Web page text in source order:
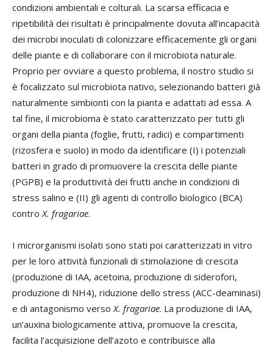
condizioni ambientali e colturali. La scarsa efficacia e
ripetibilità dei risultati è principalmente dovuta all’incapacità
dei microbi inoculati di colonizzare efficacemente gli organi
delle piante e di collaborare con il microbiota naturale.
Proprio per ovviare a questo problema, il nostro studio si
è focalizzato sul microbiota nativo, selezionando batteri già
naturalmente simbionti con la pianta e adattati ad essa. A
tal fine, il microbioma è stato caratterizzato per tutti gli
organi della pianta (foglie, frutti, radici) e compartimenti
(rizosfera e suolo) in modo da identificare (I) i potenziali
batteri in grado di promuovere la crescita delle piante
(PGPB) e la produttività dei frutti anche in condizioni di
stress salino e (II) gli agenti di controllo biologico (BCA)
contro X. fragariae.
I microrganismi isolati sono stati poi caratterizzati in vitro
per le loro attività funzionali di stimolazione di crescita
(produzione di IAA, acetoina, produzione di siderofori,
produzione di NH4), riduzione dello stress (ACC-deaminasi)
e di antagonismo verso X. fragariae. La produzione di IAA,
un’auxina biologicamente attiva, promuove la crescita,
facilita l’acquisizione dell’azoto e contribuisce alla